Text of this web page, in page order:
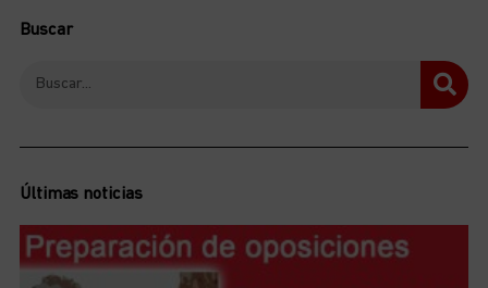
Buscar
Últimas noticias